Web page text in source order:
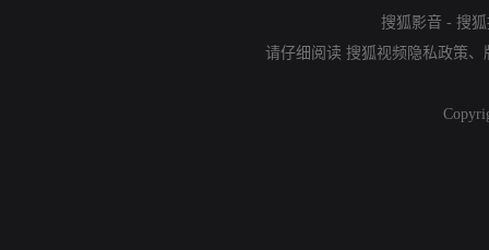
搜狐影音 - 搜
请仔细阅读 搜狐视频隐私政策、